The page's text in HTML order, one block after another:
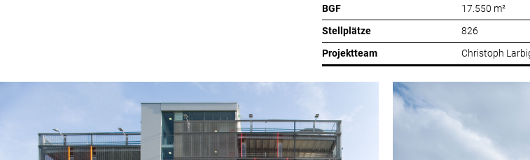
BGF
17.550 m²
Stellplätze
826
Projektteam
Christoph